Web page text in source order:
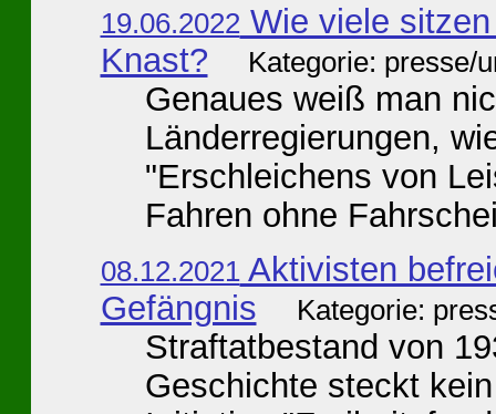
19.06.2022 Wie viele
Knast?
Kategorie: presse/
Genaues weiß man
Länderregierungen,
"Erschleichens von
Fahren ohne
08.12.2021 Aktivisten
Gefängnis
Kategorie:
Straftatbestand von
Geschichte steckt